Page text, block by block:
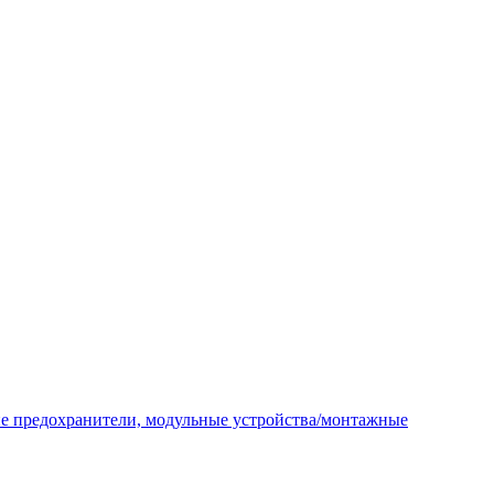
предохранители, модульные устройства/монтажные